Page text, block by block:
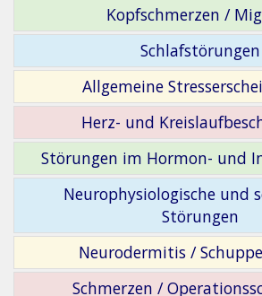
Kopfschmerzen /
Schlafstörungen
Allgemeine
Herz- und
Störungen im Hormon- und
Neurophysiologische und
Störungen
Neurodermitis /
Schmerzen /